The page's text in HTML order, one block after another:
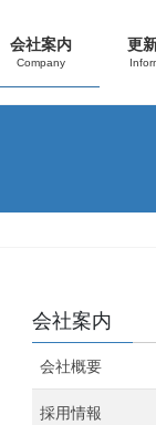
会社案内
Company
更
会社案内
会社概要
採用情報